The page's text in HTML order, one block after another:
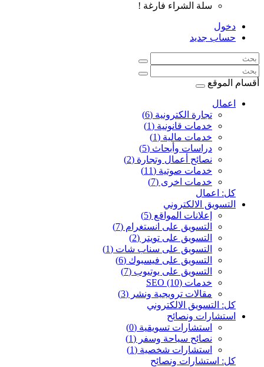
سلة الشراء فارغة !
دخول
حساب جديد
أقسام الموقع
اعمال
تجارة الكترونية (6)
خدمات قانونية (1)
خدمات مالية (1)
دراسات وأبحاث (5)
نصائح أعمال وتجارة (2)
خدمات صوتية (11)
خدمات اخرى (7)
كل: اعمال
التسويق الالكتروني
إعلانات المواقع (5)
التسويق على انستغرام (7)
التسويق على تويتر (2)
التسويق على سناب شات (1)
التسويق على فيسبوك (6)
التسويق على يوتيوب (7)
خدمات SEO (10)
مقالات ترويجية ونشر (3)
كل: التسويق الالكتروني
استشارات ونصائح
استشارات تسويقية (0)
نصائح سياحة وسفر (1)
استشارات شخصية (1)
كل: استشارات ونصائح